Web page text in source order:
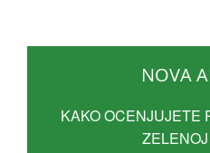
NOVA
KAKO OCENJUJETE